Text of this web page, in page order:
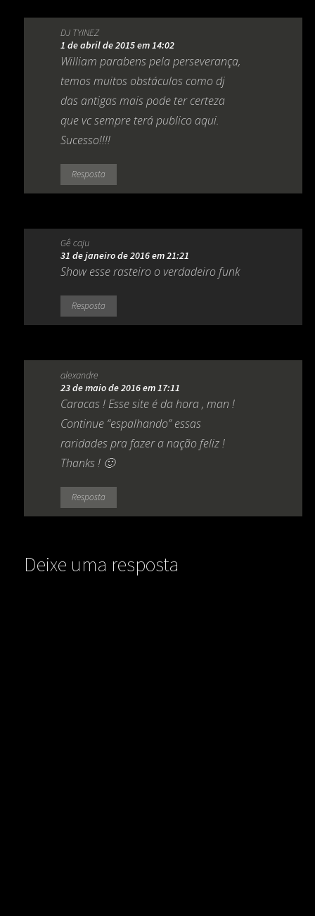
DJ TYINEZ
1 de abril de 2015 em 14:02
William parabens pela perseverança,
temos muitos obstáculos como dj
das antigas mais pode ter certeza
que vc sempre terá publico aqui.
Sucesso!!!!
Resposta
Gê caju
31 de janeiro de 2016 em 21:21
Show esse rasteiro o verdadeiro funk
Resposta
alexandre
23 de maio de 2016 em 17:11
Caracas ! Esse site é da hora , man !
Continue “espalhando” essas
raridades pra fazer a nação feliz !
Thanks ! 🙂
Resposta
Deixe uma resposta